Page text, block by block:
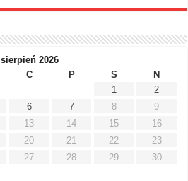
sierpień 2026
C P S
N
1
2
6 7 8
9
13 14 15
16
20 21 22
23
27 28 29
30